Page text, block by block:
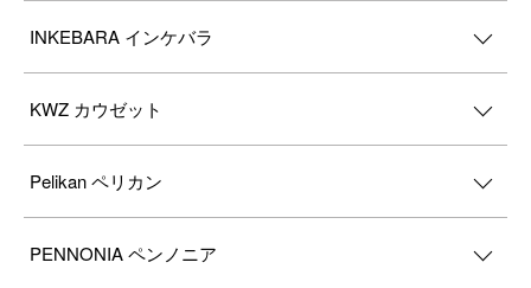
INKEBARA インケバラ
KWZ カウゼット
Pelikan ペリカン
PENNONIA ペンノニア